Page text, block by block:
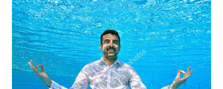
KARAWANG
WN
BEKASI
WN
BOGOR